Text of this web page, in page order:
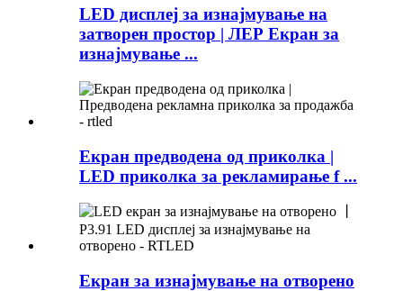
LED дисплеј за изнајмување на
затворен простор | ЛЕР Екран за
изнајмување ...
Екран предводена од приколка |
LED приколка за рекламирање f ...
Екран за изнајмување на отворено